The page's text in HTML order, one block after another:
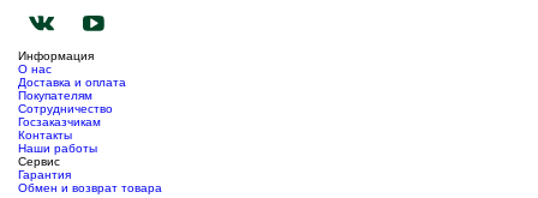
Информация
О нас
Доставка и оплата
Покупателям
Сотрудничество
Госзаказчикам
Контакты
Наши работы
Сервис
Гарантия
Обмен и возврат товара